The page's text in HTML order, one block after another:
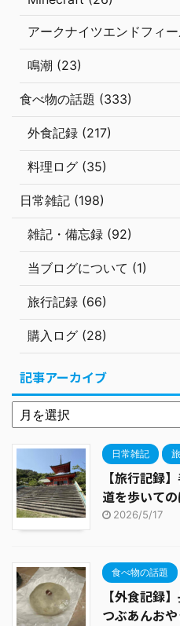
アークナイツエンドフィ
鳴潮 (23)
食べ物の話題 (333)
外食記録 (217)
料理ログ (35)
日常雑記 (198)
雑記・備忘録 (92)
当ブログについて (1)
旅行記録 (66)
購入ログ (28)
記事アーカイブ
日常雑記
【旅行記録
道を歩いての
2026/5/17
食べ物の話題
【外食記録
つぶあんおや